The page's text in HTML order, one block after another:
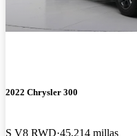
2022 Chrysler 300
S V8 RWD 45,214 millas